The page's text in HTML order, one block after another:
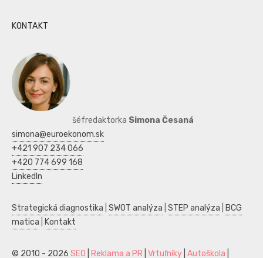
KONTAKT
šéfredaktorka Simona Česaná
simona@euroekonom.sk
+421 907 234 066
+420 774 699 168
LinkedIn
Strategická diagnostika SWOT analýza STEP analýza
BCG
matica
Kontakt
© 2010 - 2026 SEO Reklama a PR Vrtuľníky Autoškola